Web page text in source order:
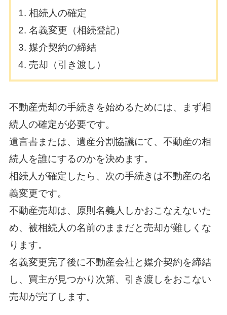
相続人の確定
名義変更（相続登記）
媒介契約の締結
売却（引き渡し）
不動産売却の手続きを始めるためには、まず相
続人の確定が必要です。
遺言書または、遺産分割協議にて、不動産の相
続人を誰にするのかを決めます。
相続人が確定したら、次の手続きは不動産の名
義変更です。
不動産売却は、原則名義人しかおこなえないた
め、被相続人の名前のままだと売却が難しくな
ります。
名義変更完了後に不動産会社と媒介契約を締結
し、買主が見つかり次第、引き渡しをおこない
売却が完了します。